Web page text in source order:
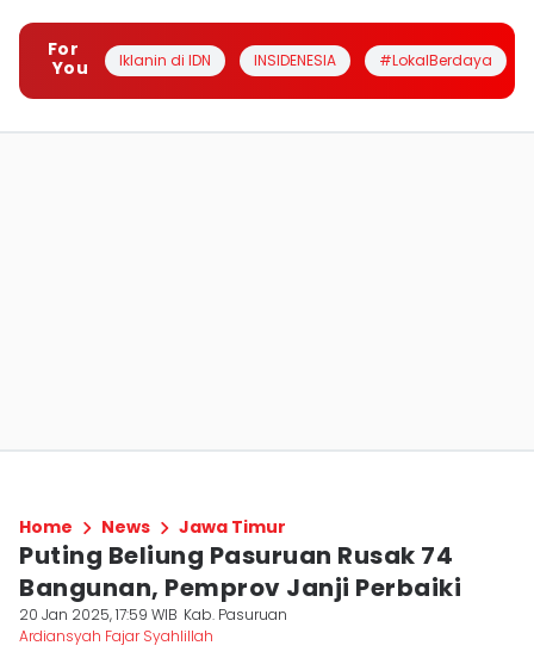
For
You
Iklanin di IDN INSIDENESIA #LokalBerdaya
Home News Jawa Timur
Puting Beliung Pasuruan Rusak 74
Bangunan, Pemprov Janji Perbaiki
20 Jan 2025, 17:59 WIB Kab. Pasuruan
Ardiansyah Fajar Syahlillah